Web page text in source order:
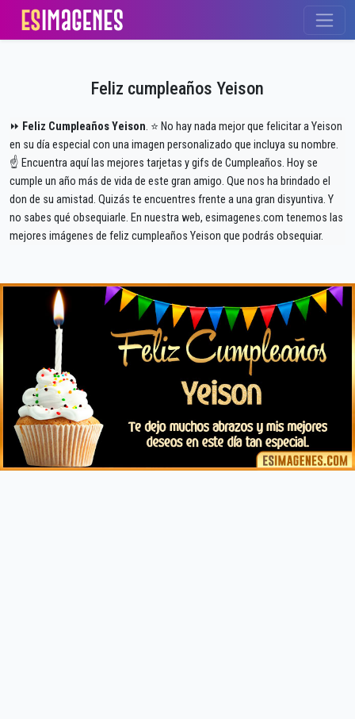
Feliz cumpleaños Yeison
⏩ Feliz Cumpleaños Yeison. ⭐ No hay nada mejor que felicitar a Yeison
en su día especial con una imagen personalizado que incluya su nombre.
☝ Encuentra aquí las mejores tarjetas y gifs de Cumpleaños. Hoy se
cumple un año más de vida de este gran amigo. Que nos ha brindado el
don de su amistad. Quizás te encuentres frente a una gran disyuntiva. Y
no sabes qué obsequiarle. En nuestra web, esimagenes.com tenemos las
mejores imágenes de feliz cumpleaños Yeison que podrás obsequiar.